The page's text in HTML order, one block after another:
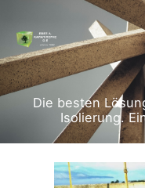
Inhalt
springen
Die besten
Isolierung.